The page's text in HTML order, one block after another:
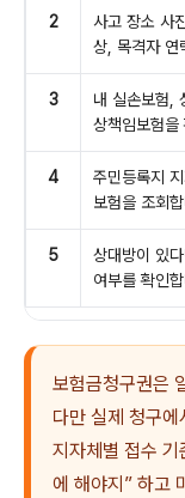
2
사고 장소 사
상, 목격자 연
3
내 실손보험,
상책임보험을
4
주민등록지
보험을 조회
5
상대방이 있
여부를 확인
보험금청구권은
다만 실제 청구
지자체별 접수 기
에 해야지” 하고